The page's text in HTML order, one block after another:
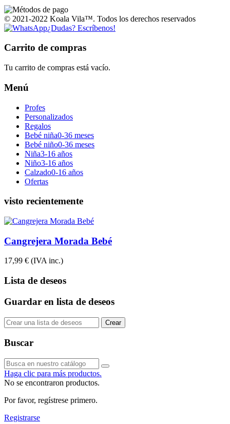
© 2021-2022 Koala Vila™. Todos los derechos reservados
¿Dudas? Escríbenos!
Carrito de compras
Tu carrito de compras está vacío.
Menú
Profes
Personalizados
Regalos
Bebé niña0-36 meses
Bebé niño0-36 meses
Niña3-16 años
Niño3-16 años
Calzado0-16 años
Ofertas
visto recientemente
Cangrejera Morada Bebé
17,99 € (IVA inc.)
Lista de deseos
Guardar en lista de deseos
Crear
Buscar
Haga clic para más productos.
No se encontraron productos.
Por favor, regístrese primero.
Registrarse